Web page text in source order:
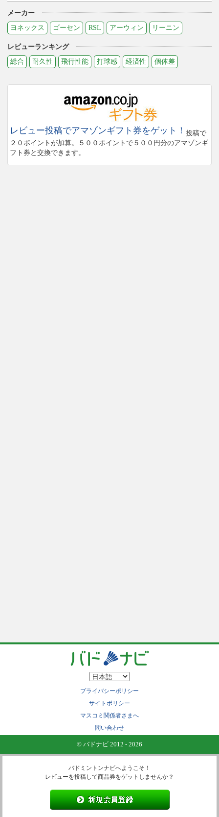
メーカー
ヨネックス
ゴーセン RSL アーウィン リーニン
レビューランキング
総合
耐久性 飛行性能 打球感 経済性 個体差
レビュー投稿でアマゾンギフト券をゲット！ 投稿で
２０ポイントが加算。５００ポイントで５００円分のアマゾンギ
フト券と交換できます。
プライバシーポリシー
サイトポリシー
マスコミ関係者さまへ
問い合わせ
© バドナビ 2012 - 2026
バドミントンナビへようこそ！
レビューを投稿して商品券をゲットしませんか？